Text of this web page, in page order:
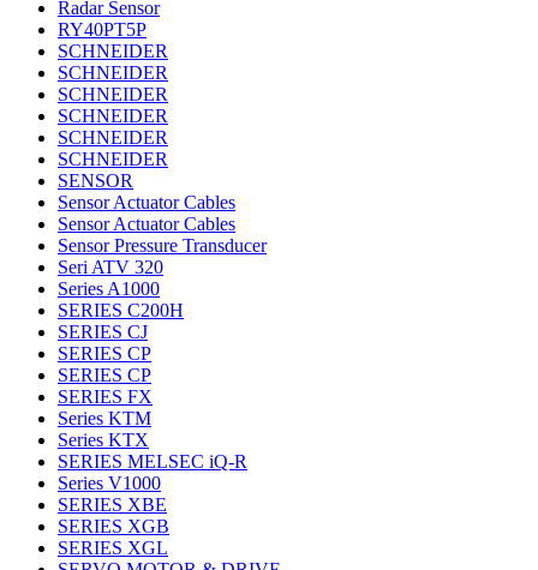
Radar Sensor
RY40PT5P
SCHNEIDER
SCHNEIDER
SCHNEIDER
SCHNEIDER
SCHNEIDER
SCHNEIDER
SENSOR
Sensor Actuator Cables
Sensor Actuator Cables
Sensor Pressure Transducer
Seri ATV 320
Series A1000
SERIES C200H
SERIES CJ
SERIES CP
SERIES CP
SERIES FX
Series KTM
Series KTX
SERIES MELSEC iQ-R
Series V1000
SERIES XBE
SERIES XGB
SERIES XGL